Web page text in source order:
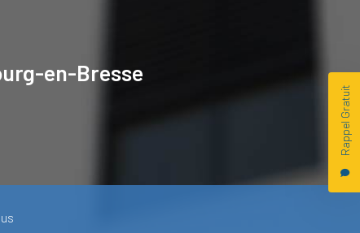
Rappel Gratuit
en-Bresse